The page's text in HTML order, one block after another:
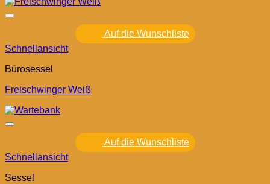
Auf die Wunschliste
Schnellansicht
Bürosessel
Freischwinger Weiß
Auf die Wunschliste
Schnellansicht
Sessel